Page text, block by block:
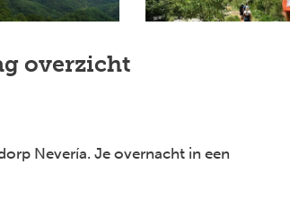
overzicht
Nevería. Je overnacht in een